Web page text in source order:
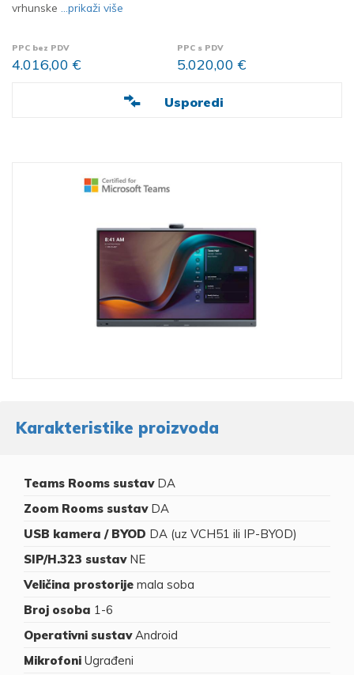
vrhunske
...prikaži više
PPC bez PDV
4.016,00 €
PPC s PDV
5.020,00 €
Usporedi
Karakteristike proizvoda
Teams Rooms sustavDA
Zoom Rooms sustavDA
USB kamera / BYOD DA (uz VCH51 ili IP-BYOD)
SIP/H.323 sustavNE
Veličina prostorije mala soba
Broj osoba 1-6
Operativni sustavAndroid
Mikrofoni Ugrađeni